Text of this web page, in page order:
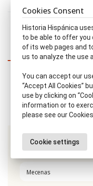
Similar characters
Same disciplinary
Mecenas
Cookies Consent
Historia Hispánica
to be able to offer
of its web pages and
us to analyze the use
You can accept our
“Accept All Cookies”
use by clicking on
information or to
please see our
Cookie settings